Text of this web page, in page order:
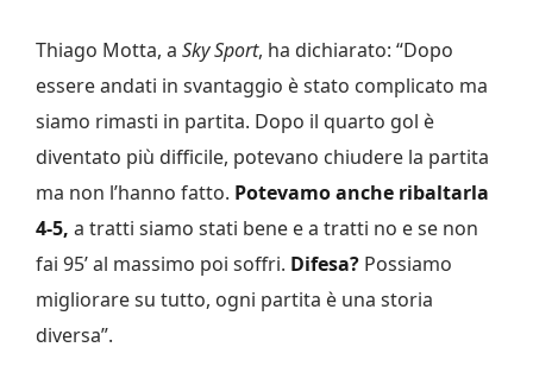
Thiago Motta, a Sky Sport, ha dichiarato: “Dopo
essere andati in svantaggio è stato complicato ma
siamo rimasti in partita. Dopo il quarto gol è
diventato più difficile, potevano chiudere la partita
ma non l’hanno fatto. Potevamo anche ribaltarla
4-5, a tratti siamo stati bene e a tratti no e se non
fai 95’ al massimo poi soffri. Difesa? Possiamo
migliorare su tutto, ogni partita è una storia
diversa”.